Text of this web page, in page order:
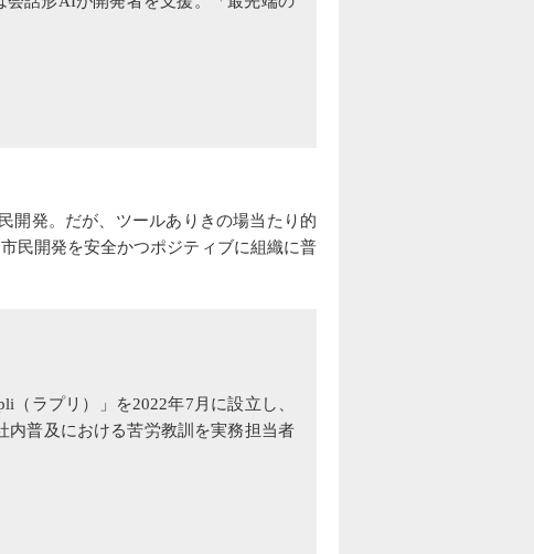
開発。だが、ツールありきの場当たり的
民開発を安全かつポジティブに組織に普
ラプリ）」を2022年7月に設立し、
内普及における苦労教訓を実務担当者